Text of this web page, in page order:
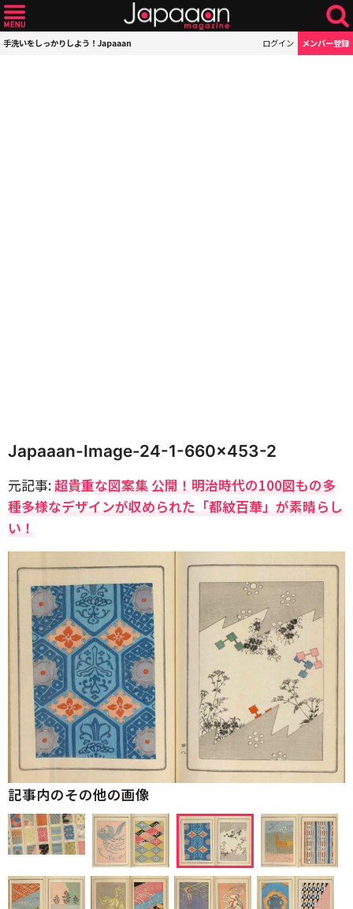
手洗いをしっかりしよう！Japaaan ログイン メンバー登録
Japaaan-Image-24-1-660×453-2
元記事:超貴重な図案集 公開！明治時代の100図もの多
種多様なデザインが収められた「都紋百華」が素晴らし
い！
記事内のその他の画像